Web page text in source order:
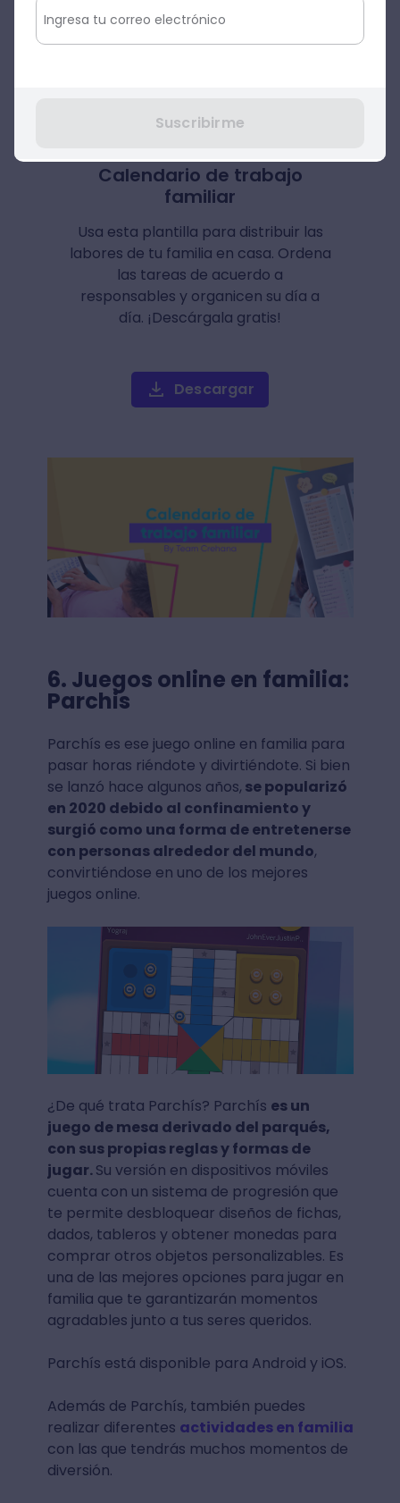
Sin duda, Call of Duty Mobile es un juego
para jugar con familiares a los que les guste
Calendario de trabajo
familiar
Usa esta plantilla para distribuir las
labores de tu familia en casa. Ordena
las tareas de acuerdo a
responsables y organicen su día a
día. ¡Descárgala gratis!
Descargar
6. Juegos online en familia:
Parchis
Parchís es ese juego online en familia para
pasar horas riéndote y divirtiéndote. Si bien
se lanzó hace algunos años, se popularizó
en 2020 debido al confinamiento y
surgió como una forma de entretenerse
con personas alrededor del mundo,
convirtiéndose en uno de los mejores
juegos online.
¿De qué trata Parchís? Parchís es un
juego de mesa derivado del parqués,
con sus propias reglas y formas de
jugar.Su versión en dispositivos móviles
cuenta con un sistema de progresión que
te permite desbloquear diseños de fichas,
dados, tableros y obtener monedas para
comprar otros objetos personalizables. Es
una de las mejores opciones para jugar en
familia que te garantizarán momentos
agradables junto a tus seres queridos.
Parchís está disponible para Android y iOS.
Además de Parchís, también puedes
realizar diferentes actividades en familia
con las que tendrás muchos momentos de
diversión.
Suscribirme